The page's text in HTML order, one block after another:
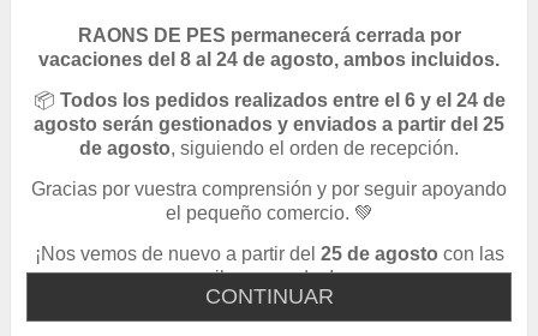
CONTINUAR
RAONS DE PES permanecerá cerrada por
vacaciones del 8 al 24 de agosto, ambos incluidos.
📦 Todos los pedidos realizados entre el 6 y el 24 de
agosto serán gestionados y enviados a partir del 25
de agosto, siguiendo el orden de recepción.
Gracias por vuestra comprensión y por seguir apoyando
el pequeño comercio. 💚
¡Nos vemos de nuevo a partir del 25 de agosto con las
pilas cargadas!